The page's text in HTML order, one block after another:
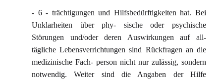
- 6 - trächtigungen und Hilfsbedürftigkeiten hat. Bei
Unklarheiten über phy- sische oder psychische
Störungen und/oder deren Auswirkungen auf all-
tägliche Lebensverrichtungen sind Rückfragen an die
medizinische Fach- person nicht nur zulässig, sondern
notwendig. Weiter sind die Angaben der Hilfe